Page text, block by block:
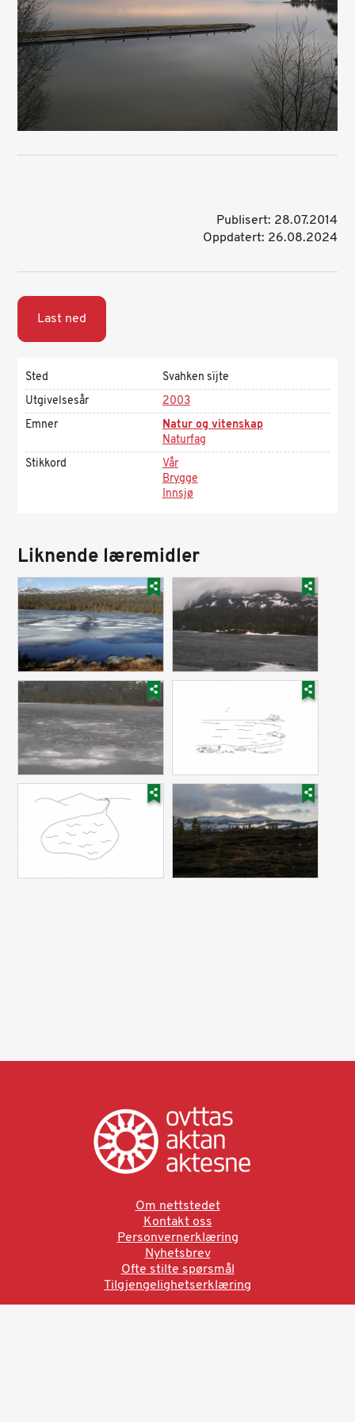
Publisert: 28.07.2014
Oppdatert: 26.08.2024
Last ned
Sted
Svahken sïjte
Utgivelsesår
2003
Emner
Natur og vitenskap
Naturfag
Stikkord
Vår
Brygge
Innsjø
Liknende læremidler
Om nettstedet
Kontakt oss
Personvernerklæring
Nyhetsbrev
Ofte stilte spørsmål
Tilgjengelighetserklæring